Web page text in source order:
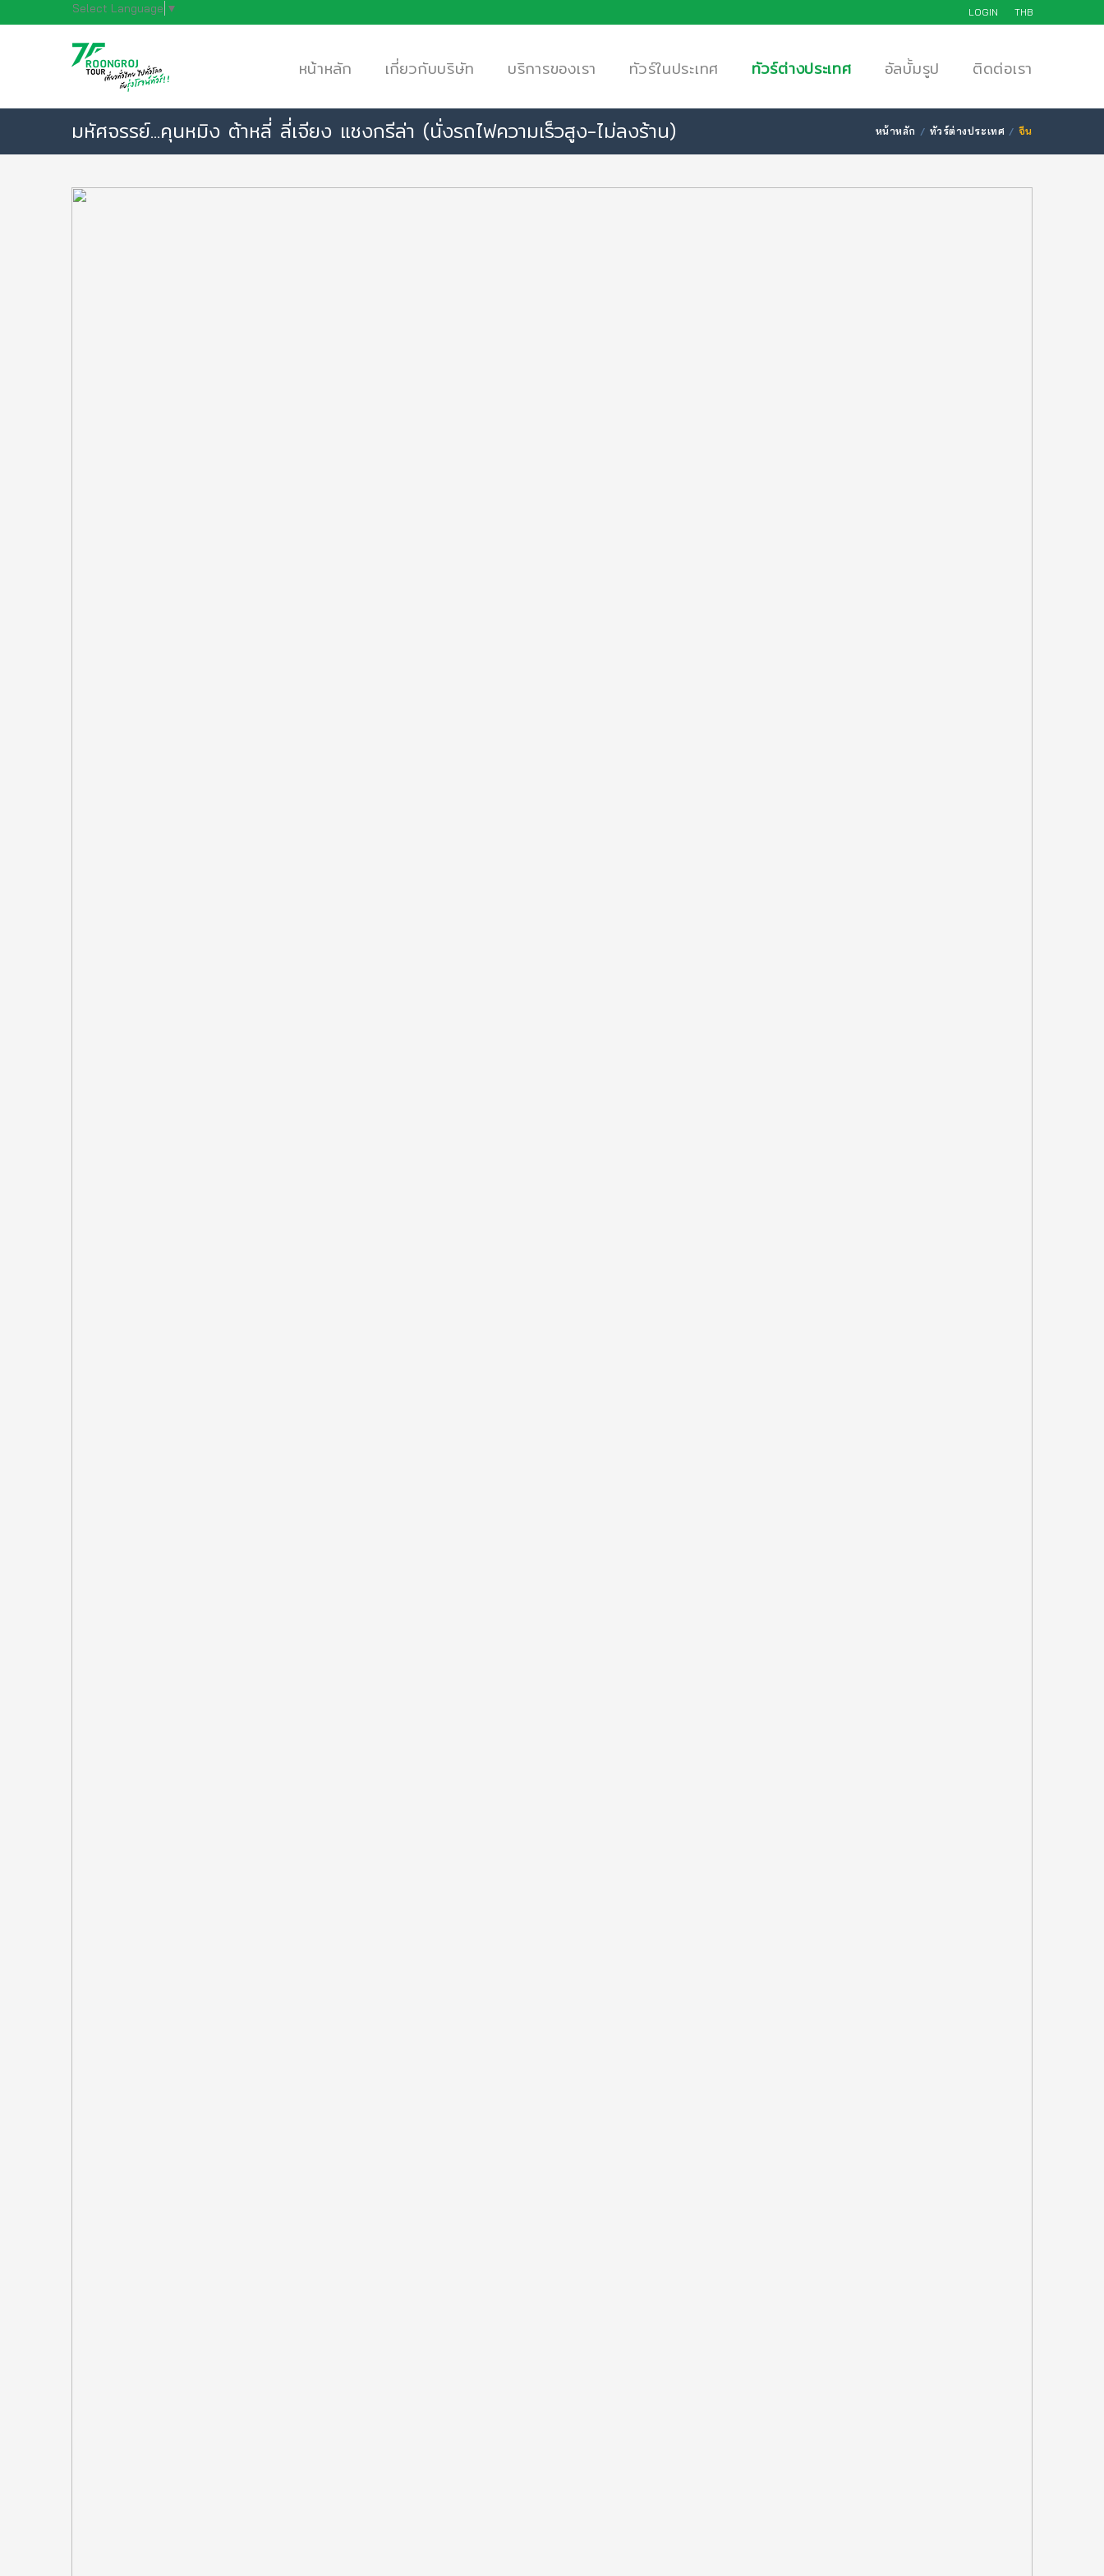
Select Language ▼ LOGIN THB
หน้าหลัก เกี่ยวกับบริษัท บริการของเรา ทัวร์ในประเทศ ทัวร์ต่างประเทศ อัลบั้มรูป ติดต่อเรา
มหัศจรรย์...คุนหมิง ต้าหลี่ ลี่เจียง แชงกรีล่า (นั่งรถไฟความเร็วสูง-ไม่ลงร้าน) หน้าหลัก ทัวร์ต่างประเทศ จีน